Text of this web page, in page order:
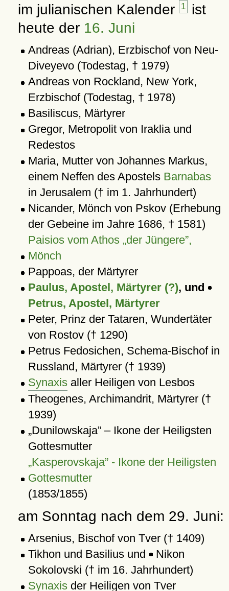
im julianischen Kalender 1 ist
heute der 16. Juni
Andreas (Adrian), Erzbischof von Neu-
Diveyevo (Todestag, † 1979)
Andreas von Rockland, New York,
Erzbischof (Todestag, † 1978)
Basiliscus, Märtyrer
Gregor, Metropolit von Iraklia und
Redestos
Maria, Mutter von Johannes Markus,
einem Neffen des Apostels Barnabas
in Jerusalem († im 1. Jahrhundert)
Nicander, Mönch von Pskov (Erhebung
der Gebeine im Jahre 1686, † 1581)
Paisios vom Athos der Jüngere ,
Mönch
Pappoas, der Märtyrer
Paulus, Apostel, Märtyrer (?), und
Petrus, Apostel, Märtyrer
Peter, Prinz der Tataren, Wundertäter
von Rostov († 1290)
Petrus Fedosichen, Schema-Bischof in
Russland, Märtyrer († 1939)
Synaxisaller Heiligen von Lesbos
Theogenes, Archimandrit, Märtyrer (†
1939)
Dunilowskaja – Ikone der Heiligsten
Gottesmutter
Kasperovskaja - Ikone der Heiligsten
Gottesmutter
(1853/1855)
am Sonntag nach dem 29. Juni:
Arsenius, Bischof von Tver († 1409)
Tikhon und Basilius und Nikon
Sokolovski († im 16. Jahrhundert)
Synaxisder Heiligen von Tver